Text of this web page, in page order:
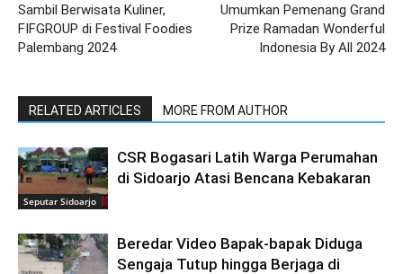
Sambil Berwisata Kuliner,
FIFGROUP di Festival Foodies
Palembang 2024
Umumkan Pemenang Grand
Prize Ramadan Wonderful
Indonesia By All 2024
RELATED ARTICLES MORE FROM AUTHOR
Seputar Sidoarjo
CSR Bogasari Latih Warga Perumahan
di Sidoarjo Atasi Bencana Kebakaran
Beredar Video Bapak-bapak Diduga
Sengaja Tutup hingga Berjaga di